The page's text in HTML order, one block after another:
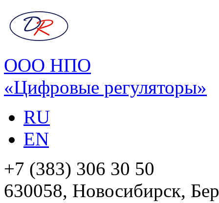
ООО НПО
«Цифровые регуляторы»
RU
EN
+7 (383) 306 30 50
630058, Новосибирск,